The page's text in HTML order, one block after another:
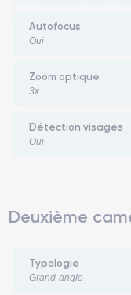
Autofocus
Oui
Zoom optique
3x
Détection visages
Oui
Deuxième
Typologie
Grand-angle